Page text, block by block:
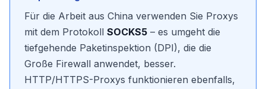
Für die Arbeit aus China verwenden Sie Proxys
mit dem Protokoll SOCKS5 – es umgeht die
tiefgehende Paketinspektion (DPI), die die
Große Firewall anwendet, besser.
HTTP/HTTPS-Proxys funktionieren ebenfalls,